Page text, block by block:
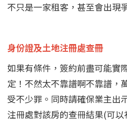
不只是一家租客，甚至會出現
身份證及土地注冊處查冊
如果有條件，簽約前盡可能實
定！不然太不靠譜啊不靠譜，
受不少罪。同時請確保業主出
注冊處對該房的查冊結果(可以